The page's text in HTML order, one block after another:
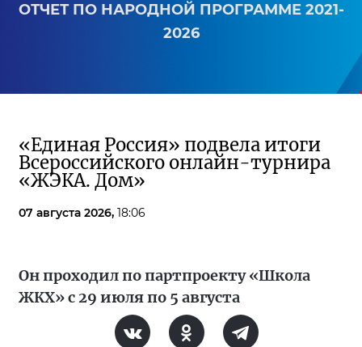
ОТЧЕТ ПО НАРОДНОЙ ПРОГРАММЕ 2021-
2026
«Единая Россия» подвела итоги
Всероссийского онлайн-турнира
«ЖЭКА. Дом»
07 августа 2026, 18:06
Он проходил по партпроекту «Школа
ЖКХ» с 29 июля по 5 августа